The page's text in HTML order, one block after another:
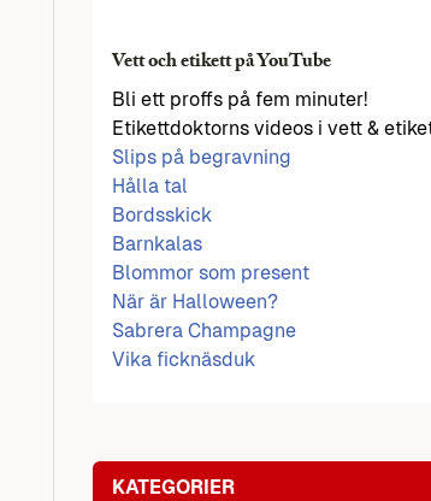
Vett och etikett på YouTube
Bli ett proffs på fem minuter!
Etikettdoktorns videos i vett &
Slips på begravning
Hålla tal
Bordsskick
Barnkalas
Blommor som present
När är Halloween?
Sabrera Champagne
Vika ficknäsduk
KATEGORIER